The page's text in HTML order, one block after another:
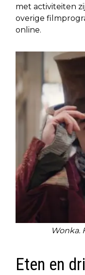
met activiteiten
overige
online.
Wonka.
Eten en